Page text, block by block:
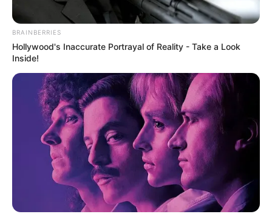
TULIS KOMENTAR
Alamat email Anda tidak akan dipublikasikan. Ruas yang wajib ditandai
BRAINBERRIES
Hollywood's Inaccurate Portrayal of Reality - Take a Look
Inside!